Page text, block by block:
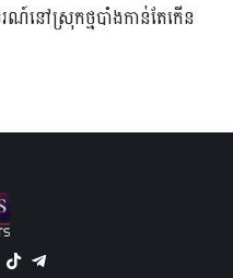
ណ៍នៅស្រុកថ្មបាំងកាន់តែកើន